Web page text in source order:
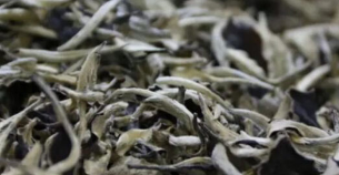
Shops
Books